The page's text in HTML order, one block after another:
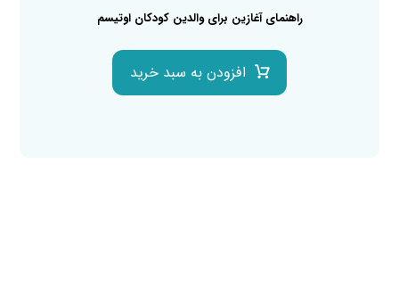
راهنمای آغازین برای والدین کودکان اوتیسم
افزودن به سبد خرید